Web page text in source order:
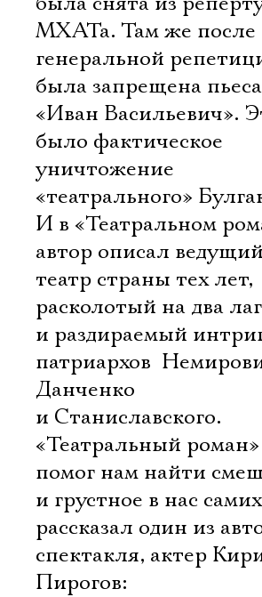
МХАТа. Там же после
генеральной
была запрещена пьеса
«Иван Васильевич».
было фактическое
уничтожение
«театрального»
И в «Театральном
автор описал ведущий
театр страны тех лет,
расколотый на два
и раздираемый
патриархов 
Данченко
и Станиславского.
«Театральный роман»
помог нам найти
и грустное в нас
рассказал один из
спектакля, актер
Пирогов: